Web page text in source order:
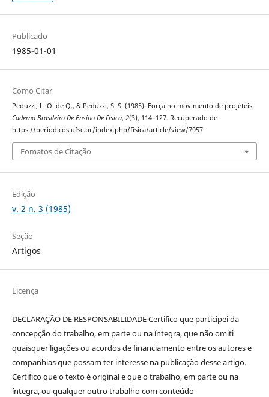
Publicado
1985-01-01
Como Citar
Peduzzi, L. O. de Q., & Peduzzi, S. S. (1985). Força no movimento de projéteis.
Caderno Brasileiro De Ensino De Física, 2(3), 114–127. Recuperado de
https://periodicos.ufsc.br/index.php/fisica/article/view/7957
Fomatos de Citação
Edição
v. 2 n. 3 (1985)
Seção
Artigos
Licença
DECLARAÇÃO DE RESPONSABILIDADE Certifico que participei da
concepção do trabalho, em parte ou na íntegra, que não omiti
quaisquer ligações ou acordos de financiamento entre os autores e
companhias que possam ter interesse na publicação desse artigo.
Certifico que o texto é original e que o trabalho, em parte ou na
íntegra, ou qualquer outro trabalho com conteúdo